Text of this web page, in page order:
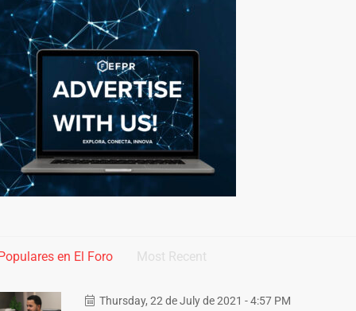
en El Foro Most Recent
Thursday, 22 de July de 2021 - 4:57 PM